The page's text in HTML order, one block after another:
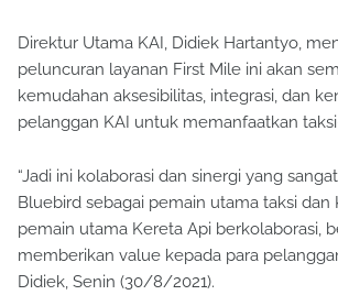
Direktur Utama KAI, Didiek Hartantyo,
peluncuran layanan First Mile ini akan
kemudahan aksesibilitas, integrasi, dan
pelanggan KAI untuk memanfaatkan
“Jadi ini kolaborasi dan sinergi yang
Bluebird sebagai pemain utama taksi dan
pemain utama Kereta Api berkolaborasi,
memberikan value kepada para
Didiek, Senin (30/8/2021).